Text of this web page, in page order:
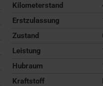
Kilometerstand
Erstzulassung
Zustand
Leistung
Hubraum
Kraftstoff